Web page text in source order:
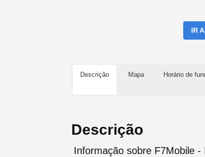
IR
Descrição Mapa Horário de
Descrição
Informação sobre F7Mobile